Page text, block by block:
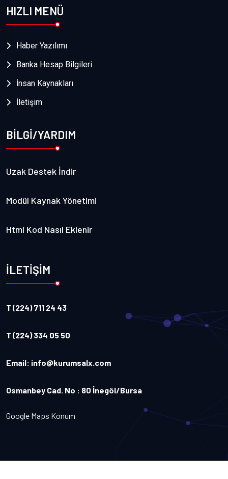
HIZLI MENÜ
Haber Yazılımı
Banka Hesap Bilgileri
İnsan Kaynakları
İletişim
BİLGİ/YARDIM
Uzak Destek İndir
Modül Kaynak Yönetimi
Html Kod Nasıl Eklenir
İLETİŞİM
T (224) 711 24 43
T (224) 334 05 50
Email: info@kurumsalx.com
Osmanbey Cad. No : 80 İnegöl/Bursa
Google Maps Konum